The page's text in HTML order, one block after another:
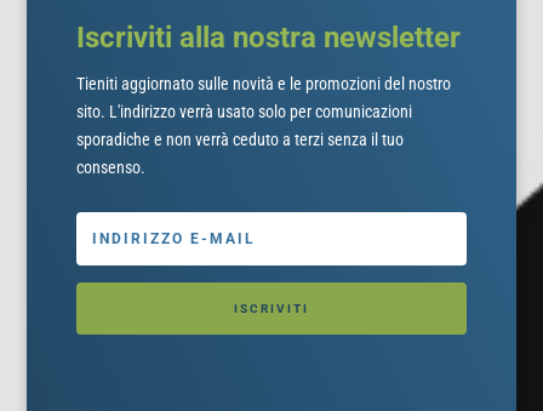
Iscriviti alla nostra newsletter
Tieniti aggiornato sulle novità e le promozioni del nostro
sito. L'indirizzo verrà usato solo per comunicazioni
sporadiche e non verrà ceduto a terzi senza il tuo
consenso.
ISCRIVITI